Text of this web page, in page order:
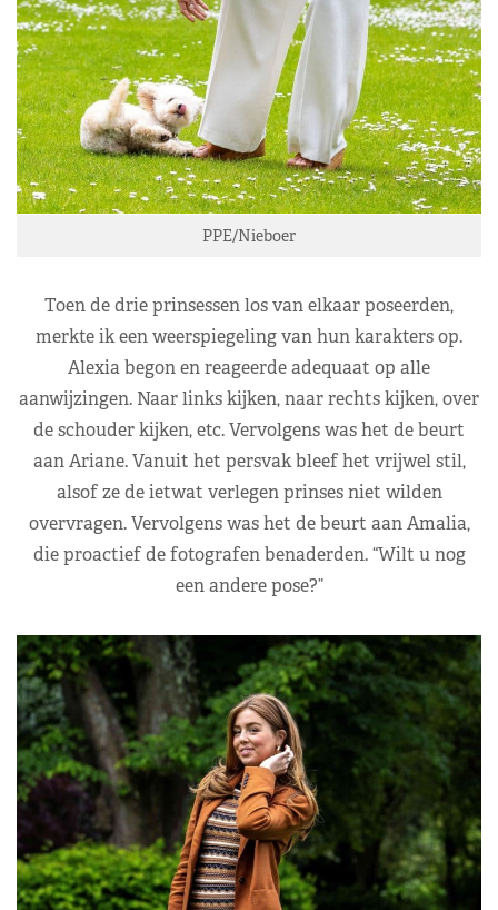
PPE/Nieboer
Toen de drie prinsessen los van elkaar poseerden,
merkte ik een weerspiegeling van hun karakters op.
Alexia begon en reageerde adequaat op alle
aanwijzingen. Naar links kijken, naar rechts kijken, over
de schouder kijken, etc. Vervolgens was het de beurt
aan Ariane. Vanuit het persvak bleef het vrijwel stil,
alsof ze de ietwat verlegen prinses niet wilden
overvragen. Vervolgens was het de beurt aan Amalia,
die proactief de fotografen benaderden. “Wilt u nog
een andere pose?”